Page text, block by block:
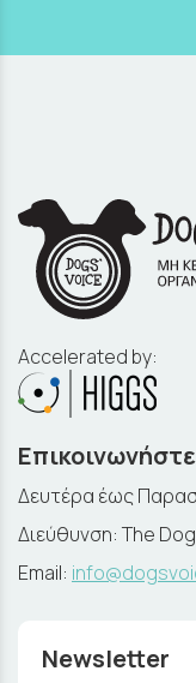
Accelerated by:
Δευτέρα έως
Διεύθυνση: The
Email:
Newsletter